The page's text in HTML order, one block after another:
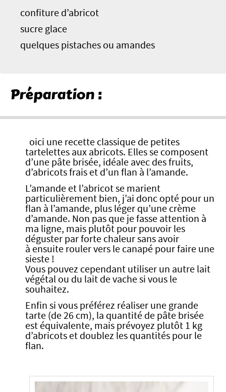
confiture d’abricot
sucre glace
quelques pistaches ou amandes
Préparation :
oici une recette classique de petites
tartelettes aux abricots. Elles se composent
d’une pâte brisée, idéale avec des fruits,
d’abricots frais et d’un flan à l’amande.
L’amande et l’abricot se marient
particulièrement bien, j’ai donc opté pour un
flan à l’amande, plus léger qu’une crème
d’amande. Non pas que je fasse attention à
ma ligne, mais plutôt pour pouvoir les
déguster par forte chaleur sans avoir
à ensuite rouler vers le canapé pour faire une
sieste !
Vous pouvez cependant utiliser un autre lait
végétal ou du lait de vache si vous le
souhaitez.
Enfin si vous préférez réaliser une grande
tarte (de 26 cm), la quantité de pâte brisée
est équivalente, mais prévoyez plutôt 1 kg
d’abricots et doublez les quantités pour le
flan.